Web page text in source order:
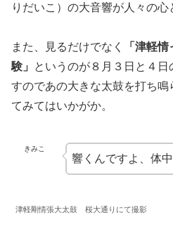
りだいこ）の大音響が人々の心
また、見るだけでなく
「津軽
験」
というのが８月３日と４
すのであの大きな太鼓を打ち
てみてはいかがか。
きみこ
響くんですよ、体中
津軽剛情張大太鼓 桜大通りにて撮影